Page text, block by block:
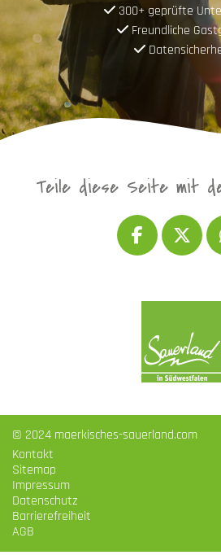
300+ geprüfte
Freundliche
Teile diese Seite mit
© 2024 maerkisches-sauerland.com
Kontakt
Sitemap
Impressum
Datenschutz
Barrierefreiheit
AGB